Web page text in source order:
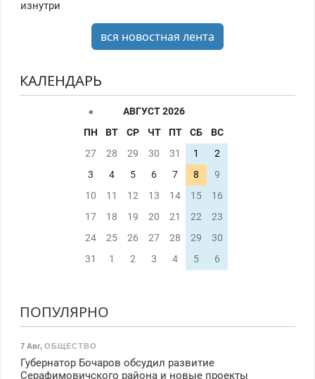
изнутри
вся новостная лента
КАЛЕНДАРЬ
«
АВГУСТ 2026
ПН
ВТ СР ЧТ ПТ СБ
ВС
27
28 29 30 31 1
2
3
4 5 6 7 8
9
10
11 12 13 14 15
16
17
18 19 20 21 22
23
24
25 26 27 28 29
30
31
1 2 3 4 5 6
ПОПУЛЯРНО
7 Авг, ОБЩЕСТВО
Губернатор Бочаров обсудил развитие
Серафимовичского района и новые проекты